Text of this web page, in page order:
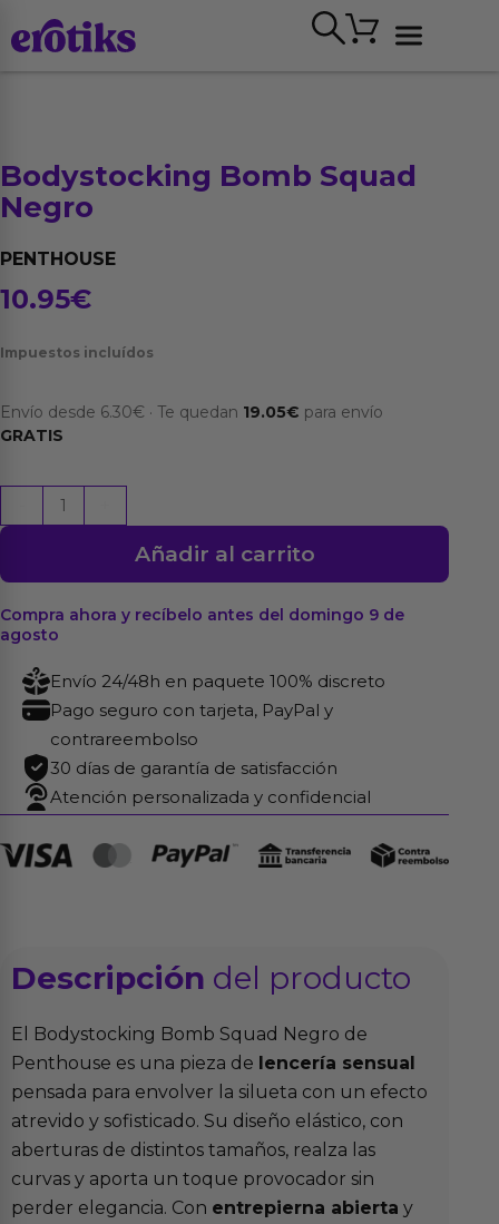
al
Carrito
Bodystocking Bomb Squad
Negro
PENTHOUSE
10.95€
Impuestos incluídos
Envío desde 6.30€ · Te quedan 19.05€ para envío
GRATIS
Bodystocking
Bomb
Negro
cantidad
Añadir al carrito
Compra ahora y recíbelo antes del domingo 9 de
agosto
Envío 24/48h en paquete 100% discreto
Pago seguro con tarjeta, PayPal y
contrareembolso
30 días de garantía de satisfacción
Atención personalizada y confidencial
Descripción del producto
El Bodystocking Bomb Squad Negro de
Penthouse es una pieza de lencería sensual
pensada para envolver la silueta con un efecto
atrevido y sofisticado. Su diseño elástico, con
aberturas de distintos tamaños, realza las
curvas y aporta un toque provocador sin
perder elegancia. Con entrepierna abierta y